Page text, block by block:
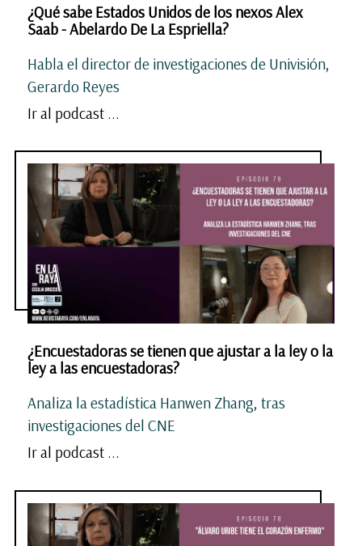
¿Qué sabe Estados Unidos de los nexos Alex
Saab - Abelardo De La Espriella?
Habla el director de investigaciones de Univisión,
Gerardo Reyes
Ir al podcast ...
¿Encuestadoras se tienen que ajustar a la ley o la
ley a las encuestadoras?
Analiza la estadística Hanwen Zhang, tras
investigaciones del CNE
Ir al podcast ...